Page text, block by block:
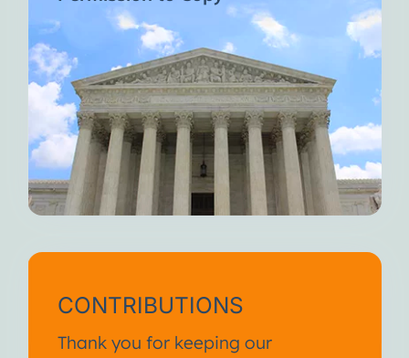
CONTRIBUTIONS
Thank you for keeping our